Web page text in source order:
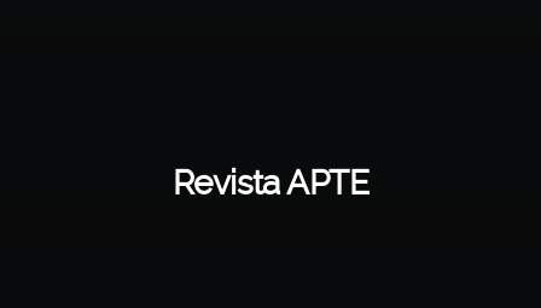
Revista APTE